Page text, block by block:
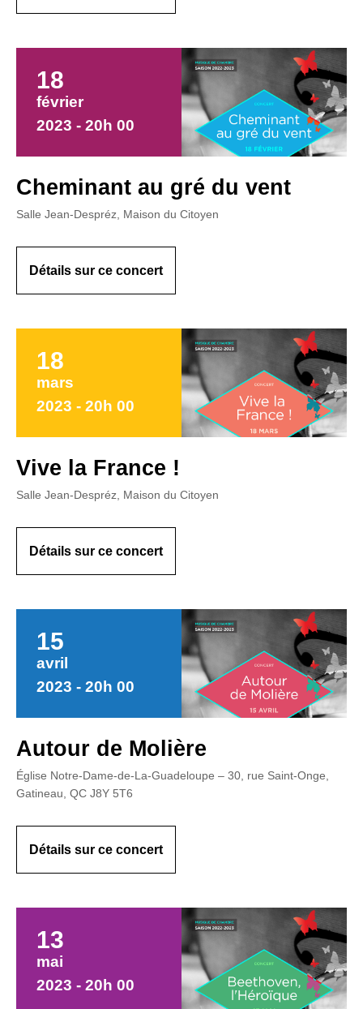
18
février
2023 - 20h 00
Cheminant au gré du vent
Salle Jean-Despréz, Maison du Citoyen
Détails sur ce concert
18
mars
2023 - 20h 00
Vive la France !
Salle Jean-Despréz, Maison du Citoyen
Détails sur ce concert
15
avril
2023 - 20h 00
Autour de Molière
Église Notre-Dame-de-La-Guadeloupe – 30, rue Saint-Onge,
Gatineau, QC J8Y 5T6
Détails sur ce concert
13
mai
2023 - 20h 00